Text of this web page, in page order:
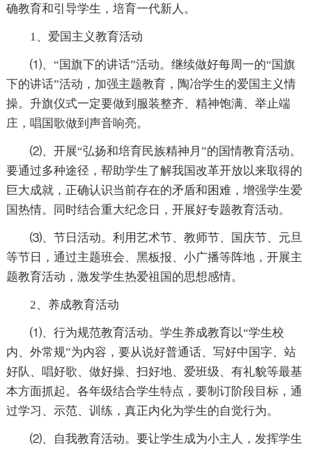
确教育和引导学生，培育一代新人。
1、爱国主义教育活动
⑴、“国旗下的讲话”活动。继续做好每周一的“国旗
下的讲话”活动，加强主题教育，陶冶学生的爱国主义情
操。升旗仪式一定要做到服装整齐、精神饱满、举止端
庄，唱国歌做到声音响亮。
⑵、开展“弘扬和培育民族精神月”的国情教育活动。
要通过多种途径，帮助学生了解我国改革开放以来取得的
巨大成就，正确认识当前存在的矛盾和困难，增强学生爱
国热情。同时结合重大纪念日，开展好专题教育活动。
⑶、节日活动。利用艺术节、教师节、国庆节、元旦
等节日，通过主题班会、黑板报、小广播等阵地，开展主
题教育活动，激发学生热爱祖国的思想感情。
2、养成教育活动
⑴、行为规范教育活动。学生养成教育以“学生校
内、外常规”为内容，要从说好普通话、写好中国字、站
好队、唱好歌、做好操、扫好地、爱班级、有礼貌等最基
本方面抓起。各年级结合学生特点，要制订阶段目标，通
过学习、示范、训练，真正内化为学生的自觉行为。
⑵、自我教育活动。要让学生成为小主人，发挥学生